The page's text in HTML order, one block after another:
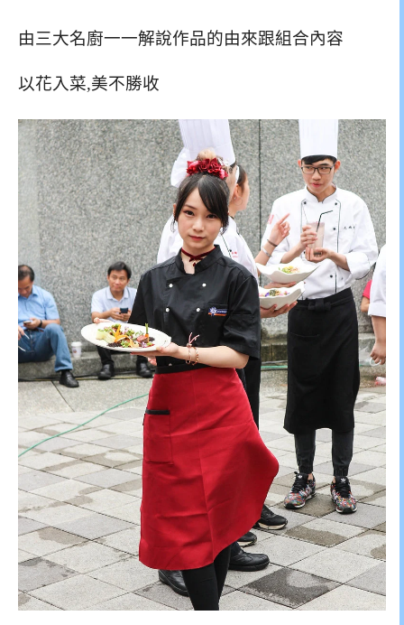
由三大名廚一一解說作品的由來跟組合內容
以花入菜,美不勝收